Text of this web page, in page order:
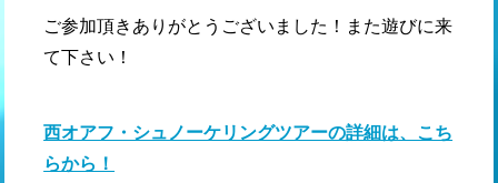
ご参加頂きありがとうございました！また遊びに来
て下さい！
西オアフ・シュノーケリングツアーの詳細は、こち
らから！